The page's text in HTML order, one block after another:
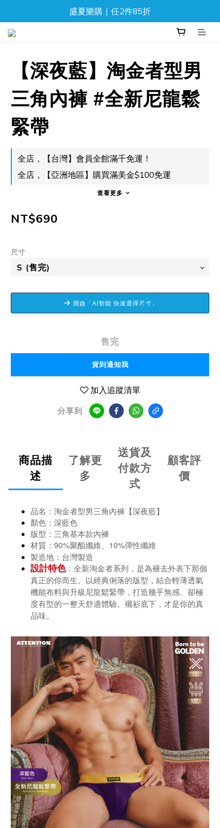
盛夏樂購｜任2件85折
盛夏樂購｜任2件85折
盛夏樂購｜任2件85折
【深夜藍】淘金者型男
三角內褲 #全新尼龍鬆
緊帶
全店，【台灣】會員全館滿千免運！
全店，【亞洲地區】購買滿美金$100免運
查看更多
NT$690
尺寸
開啟「AI智能 快速選擇尺寸」
售完
貨到通知我
加入追蹤清單
分享到
商品描
述
了解更
多
送貨及
付款方
式
顧客評
價
品名：淘金者型男三角內褲 【深夜藍】
顏色：深藍色
版型：三角基本款內褲
材質： 90%聚酯纖維、 10%彈性纖維
製造地：台灣製造
設計特色：全新淘金者系列，是為褪去外表下那個
真正的你而生。以經典俐落的版型，結合輕薄透氣
機能布料與升級尼龍鬆緊帶，打造幾乎無感、卻極
度有型的一整天舒適體驗。襯衫底下，才是你的真
品味。